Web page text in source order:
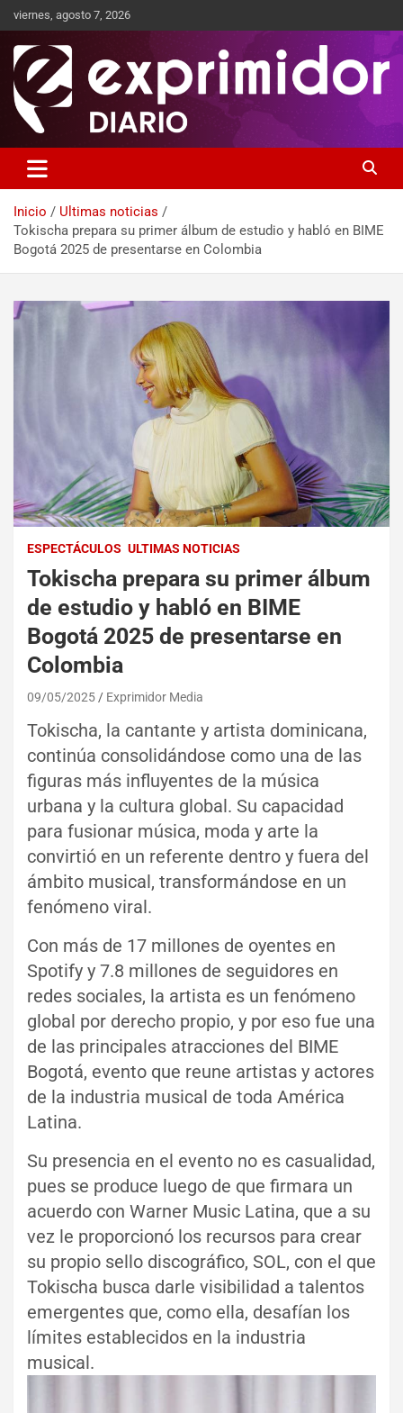
viernes, agosto 7, 2026
Exprimidor media
Inicio
Ultimas noticias
Tokischa prepara su primer álbum de estudio y habló en BIME
Bogotá 2025 de presentarse en Colombia
ESPECTÁCULOS ULTIMAS NOTICIAS
Tokischa prepara su primer álbum
de estudio y habló en BIME
Bogotá 2025 de presentarse en
Colombia
09/05/2025 Exprimidor Media
Tokischa, la cantante y artista dominicana,
continúa consolidándose como una de las
figuras más influyentes de la música
urbana y la cultura global. Su capacidad
para fusionar música, moda y arte la
convirtió en un referente dentro y fuera del
ámbito musical, transformándose en un
fenómeno viral.
Con más de 17 millones de oyentes en
Spotify y 7.8 millones de seguidores en
redes sociales, la artista es un fenómeno
global por derecho propio, y por eso fue una
de las principales atracciones del BIME
Bogotá, evento que reune artistas y actores
de la industria musical de toda América
Latina.
Su presencia en el evento no es casualidad,
pues se produce luego de que firmara un
acuerdo con Warner Music Latina, que a su
vez le proporcionó los recursos para crear
su propio sello discográfico, SOL, con el que
Tokischa busca darle visibilidad a talentos
emergentes que, como ella, desafían los
límites establecidos en la industria
musical.